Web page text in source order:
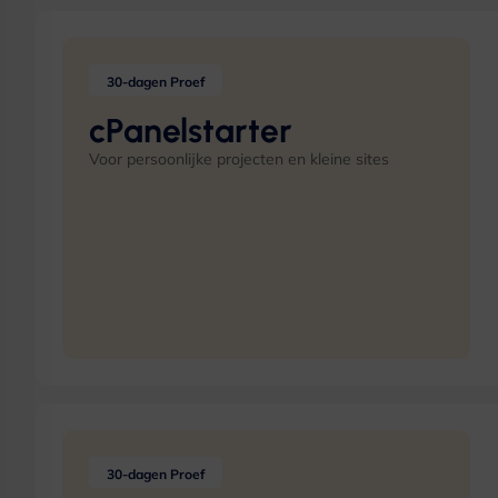
30-dagen Proef
cPanelstarter
Voor persoonlijke projecten en kleine sites
30-dagen Proef